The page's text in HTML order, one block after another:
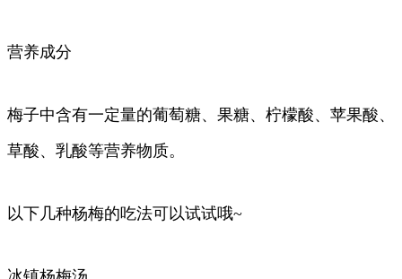
营养成分
梅子中含有一定量的葡萄糖、果糖、柠檬酸、苹果酸、
草酸、乳酸等营养物质。
以下几种杨梅的吃法可以试试哦~